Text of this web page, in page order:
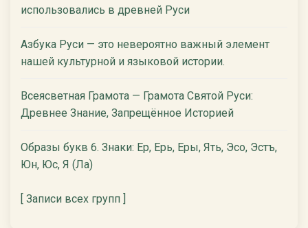
использовались в древней Руси
Азбука Руси — это невероятно важный элемент
нашей культурной и языковой истории.
Всеясветная Грамота — Грамота Святой Руси:
Древнее Знание, Запрещённое Историей
Образы букв 6. Знаки: Ер, Ерь, Еры, Ять, Эсо, Эстъ,
Юн, Юс, Я (Ла)
[ Записи всех групп ]